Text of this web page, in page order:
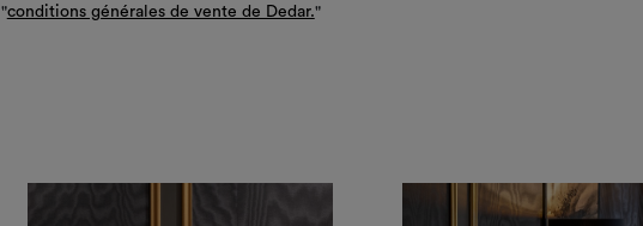
"conditions générales de vente de Dedar."